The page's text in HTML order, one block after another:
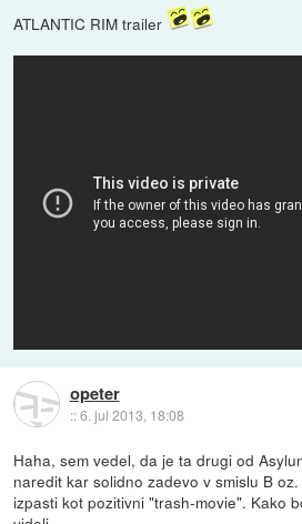
ATLANTIC RIM trailer
opeter
::6. jul 2013, 18:08
Haha, sem vedel, da je ta drugi od
naredit kar solidno zadevo v smislu B
izpasti kot pozitivni "trash-movie". Kako